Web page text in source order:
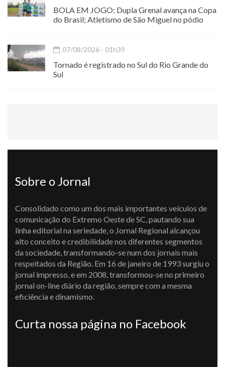
BOLA EM JOGO: Dupla Grenal avança na Copa
do Brasil; Atletismo de São Miguel no pódio
07/08/2026 - 01h39
Tornado é registrado no Sul do Rio Grande do
Sul
Sobre o Jornal
Consolidado como um dos mais importantes veículos de
comunicação do Extremo Oeste de SC, pautando sua
linha editorial na seriedade, o Jornal Regional alcançou
alto conceito e credibilidade nos diferentes segmentos
da sociedade, transformando-se num dos jornais mais
respeitados da Região. Em 16 de janeiro de 1993 surgiu o
jornal impresso, e em 2008, transformou-se no primeiro
jornal on-line diário da região, sempre com a mesma
eficiência e dinamismo.
Curta nossa página no Facebook